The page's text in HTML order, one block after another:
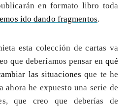
en formato libro toda
ido dando fragmentos.
colección de cartas va
que deberíamos pensar en qué
las situaciones que te he
ahora he expuesto una serie de
que creo que deberías de